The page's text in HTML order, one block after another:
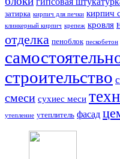
затирка кирпич для печки кирпич
клинкерный кирпич крепеж кровля
отделка пеноблок пескобетон
строительство
смеси сухиес меси
утепление утеплитель фасад